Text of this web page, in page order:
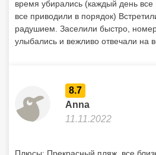
11.11.2022
Плюсы: Прекрасный пляж, все
питание, красивый отель (хоть и
( не пляжных), что тоже удобно.
цены приемлимые и все
должны быть чище! Хотелось бы
и чтобы была питьевая вода.